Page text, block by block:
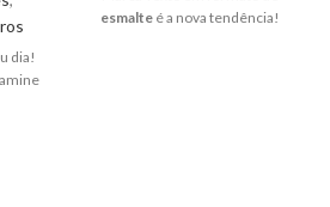
dia!
esmalte é a nova tendência!